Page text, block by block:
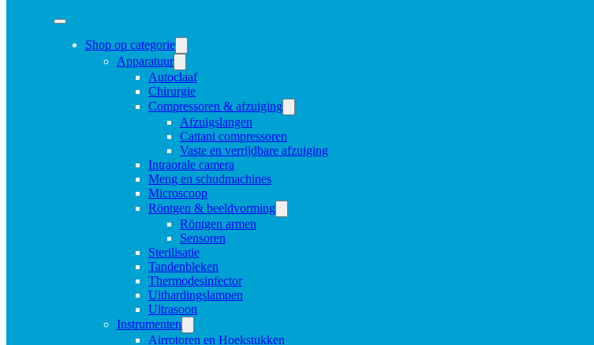
Shop op categorie
Apparatuur
Autoclaaf
Chirurgie
Compressoren & afzuiging
Afzuigslangen
Cattani compressoren
Vaste en verrijdbare afzuiging
Intraorale camera
Meng en schudmachines
Microscoop
Röntgen & beeldvorming
Röntgen armen
Sensoren
Sterilisatie
Tandenbleken
Thermodesinfector
Uithardingslampen
Ultrasoon
Instrumenten
Airrotoren en Hoekstukken